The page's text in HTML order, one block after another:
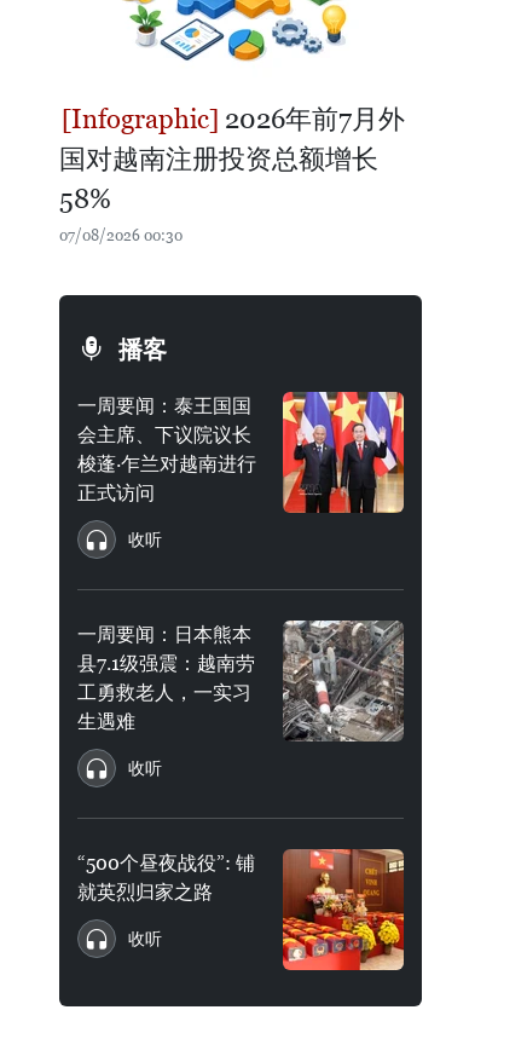
2026年前7月外
国对越南注册投资总额增长
58%
07/08/2026 00:30
播客
一周要闻：泰王国国
会主席、下议院议长
梭蓬·乍兰对越南进行
正式访问
收听
一周要闻：日本熊本
县7.1级强震：越南劳
工勇救老人，一实习
生遇难
收听
“500个昼夜战役”: 铺
就英烈归家之路
收听